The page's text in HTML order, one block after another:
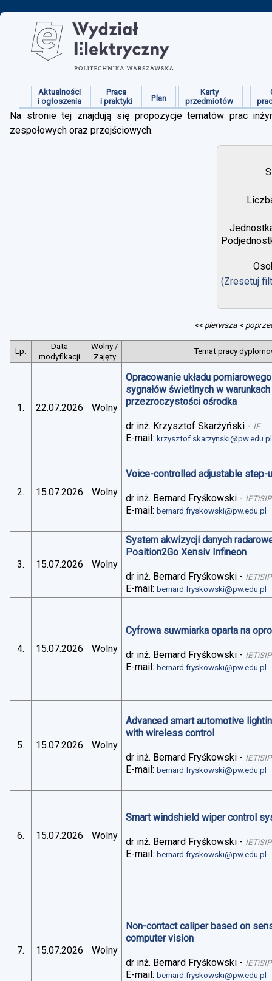
Aktualności
i ogłoszenia
Praca
i praktyki
Plan
Karty
przedmiotów
Na stronie tej znajdują się propozycje tematów prac
zespołowych oraz przejściowych.
(Zresetuj
<< pierwsza <
Lp.
Data
modyfikacji
Wolny /
Zajęty
Temat pracy
1. 22.07.2026 Wolny
Opracowanie układu
sygnałów świetlnych w
przezroczystości ośrodka
dr inż. Krzysztof Skarżyński - IE
E-mail:krzysztof.skarzynski@pw.edu.pl
2. 15.07.2026 Wolny
Voice-controlled adjustable step-
dr inż. Bernard Fryśkowski - IETiSIP
E-mail:bernard.fryskowski@pw.edu.pl
3. 15.07.2026 Wolny
System akwizycji danych
Position2Go Xensiv Infineon
dr inż. Bernard Fryśkowski - IETiSIP
E-mail:bernard.fryskowski@pw.edu.pl
4. 15.07.2026 Wolny
Cyfrowa suwmiarka oparta na
dr inż. Bernard Fryśkowski - IETiSIP
E-mail:bernard.fryskowski@pw.edu.pl
5. 15.07.2026 Wolny
Advanced smart automotive
with wireless control
dr inż. Bernard Fryśkowski - IETiSIP
E-mail:bernard.fryskowski@pw.edu.pl
6. 15.07.2026 Wolny
Smart windshield wiper control
dr inż. Bernard Fryśkowski - IETiSIP
E-mail:bernard.fryskowski@pw.edu.pl
7. 15.07.2026 Wolny
Non-contact caliper based on
computer vision
dr inż. Bernard Fryśkowski - IETiSIP
E-mail:bernard.fryskowski@pw.edu.pl